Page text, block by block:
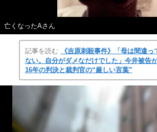
亡くなったAさん
記事を読む
《吉原刺殺事件》「母は間違
ない。自分がダメなだけでした」今井被告
16年の判決と裁判官の“厳しい言葉”